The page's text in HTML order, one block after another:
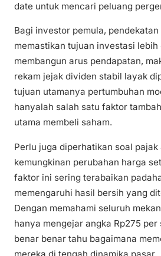
date untuk mencari peluang
Bagi investor pemula,
memastikan tujuan investasi lebih
membangun arus pendapatan,
rekam jejak dividen stabil layak
tujuan utamanya pertumbuhan
hanyalah salah satu faktor
utama membeli saham.
Perlu juga diperhatikan soal
kemungkinan perubahan harga
faktor ini sering terabaikan
memengaruhi hasil bersih yang
Dengan memahami seluruh
hanya mengejar angka Rp275
benar benar tahu bagaimana
mereka di tengah dinamika pasar.